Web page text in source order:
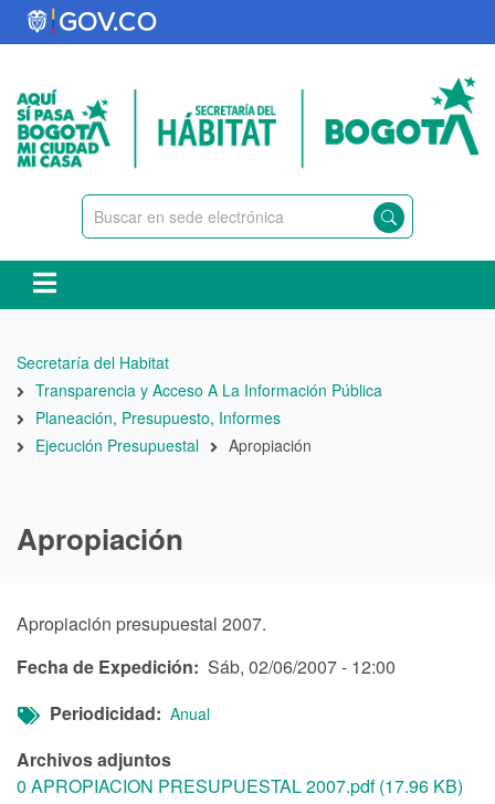
Pasar
al
principal
Ruta
de
navegación
Secretaría del Habitat
Transparencia y Acceso A La Información Pública
Planeación, Presupuesto, Informes
Ejecución Presupuestal
Apropiación
Apropiación
Apropiación presupuestal 2007.
Fecha de Expedición
Sáb, 02/06/2007 - 12:00
Periodicidad
Anual
Archivos adjuntos
0 APROPIACION PRESUPUESTAL 2007.pdf (17.96 KB)